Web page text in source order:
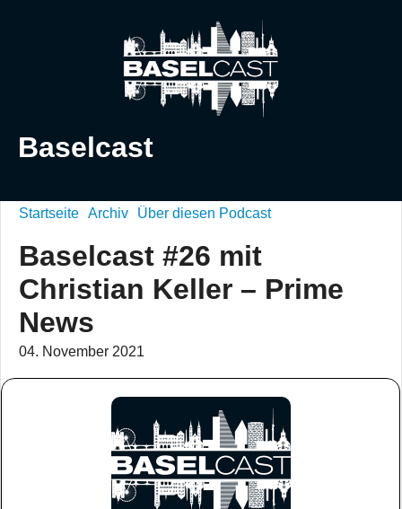
Baselcast
Startseite Archiv Über diesen Podcast
Baselcast #26 mit
Christian Keller – Prime
News
04. November 2021